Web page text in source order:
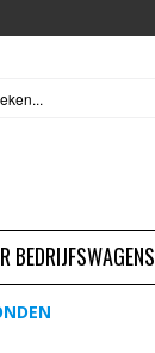
BEDRIJFSWAGENS